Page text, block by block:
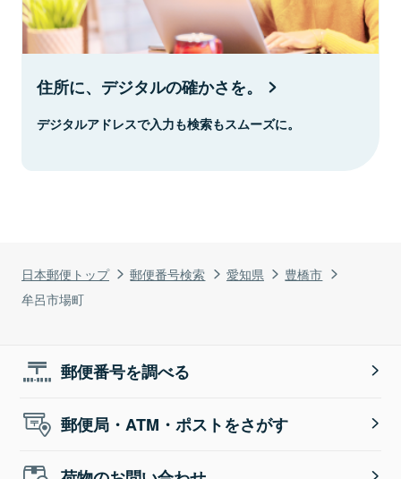
日本郵便トップ 郵便番号検索 愛知県
豊橋市
牟呂市場町
住所に、デジタルの確かさを。
デジタルアドレスで入力も検索もスムーズに。
郵便番号を調べる
郵便局・ATM・ポストをさがす